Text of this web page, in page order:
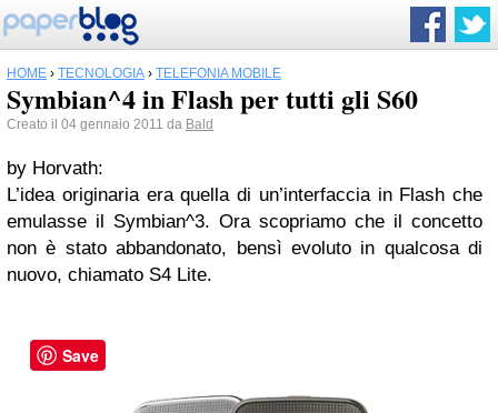
HOME › TECNOLOGIA › TELEFONIA MOBILE
Symbian^4 in Flash per tutti gli S60
Creato il 04 gennaio 2011 da Bald
by Horvath:
L’idea originaria era quella di un’interfaccia in Flash che
emulasse il Symbian^3. Ora scopriamo che il concetto
non è stato abbandonato, bensì evoluto in qualcosa di
nuovo, chiamato S4 Lite.
Save